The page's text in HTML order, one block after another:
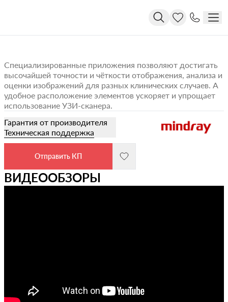
Специализированные приложения позволяют достигать
высочайшей точности и чёткости отображения, анализа и
оценки изображений для разных клинических случаев. А
удобное расположение элементов ускоряет и упрощает
использование УЗИ-сканера.
Гарантия от производителя
Техническая поддержка
Отправить КП
ВИДЕООБЗОРЫ